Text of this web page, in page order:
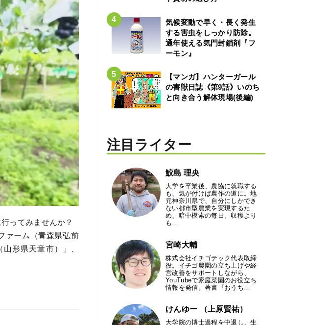
ってみませんか？
ァーム（青森県弘前
形県天童市）」、
気候変動で早く・長く発生
する害虫をしっかり防除。
通年使える気門封鎖剤『フ
ーモン』
【マンガ】ハンターガール
の害獣日誌《第9話》いのち
と向き合う解体現場(後編)
注目ライター
鮫島 理央
大学を卒業後、農協に就職する
も、気が付けば農作の道に。地
元神奈川県で、自分にしかでき
ない都市型農業を実現するた
め、暗中模索の毎日。収穫より
も…
宮崎大輔
株式会社イチゴテック代表取締
役。イチゴ農園の立ち上げや経
営改善をサポートしながら、
YouTubeで家庭菜園のお役立ち
情報を発信。著書『おうち…
けんゆー （上原賢祐）
大学院の博士過程を中退し、生